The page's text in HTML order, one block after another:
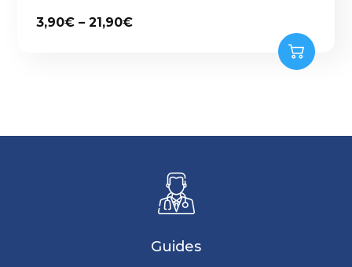
3,90€ –21,90€
Guides